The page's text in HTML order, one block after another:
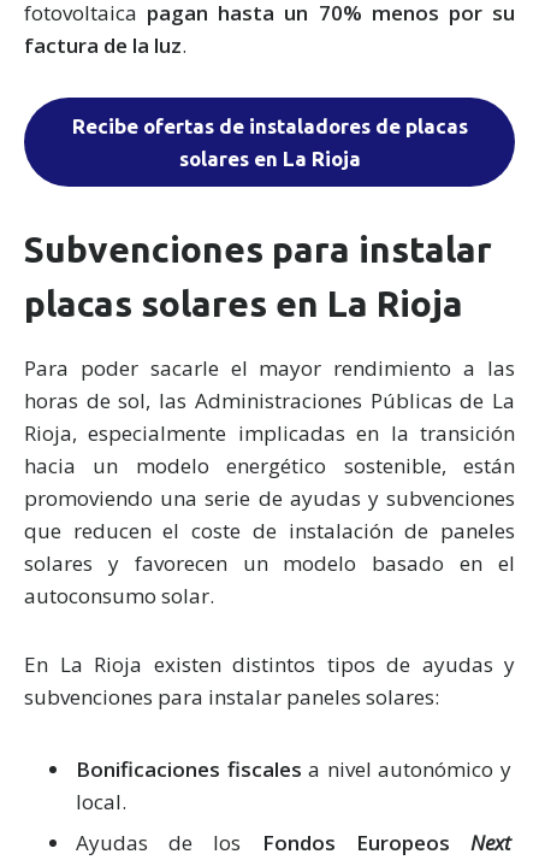
fotovoltaica pagan hasta un 70% menos por su
factura de la luz.
Recibe ofertas de instaladores de placas
solares en La Rioja
Subvenciones para instalar
placas solares en La Rioja
Para poder sacarle el mayor rendimiento a las
horas de sol, las Administraciones Públicas de La
Rioja, especialmente implicadas en la transición
hacia un modelo energético sostenible, están
promoviendo una serie de ayudas y subvenciones
que reducen el coste de instalación de paneles
solares y favorecen un modelo basado en el
autoconsumo solar.
En La Rioja existen distintos tipos de ayudas y
subvenciones para instalar paneles solares:
Bonificaciones fiscales a nivel autonómico y
local.
Ayudas de los
Fondos Europeos Next